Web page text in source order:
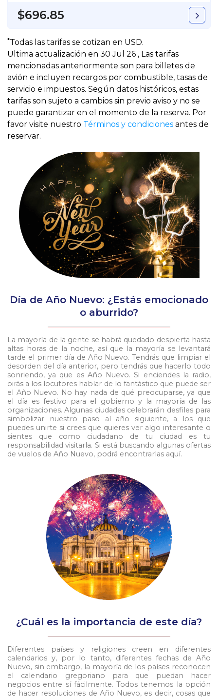
$696.85
*Todas las tarifas se cotizan en USD.
Ultima actualización en 30 Jul 26 , Las tarifas
mencionadas anteriormente son para billetes de
avión e incluyen recargos por combustible, tasas de
servicio e impuestos. Según datos históricos, estas
tarifas son sujeto a cambios sin previo aviso y no se
puede garantizar en el momento de la reserva. Por
favor visite nuestro Términos y condiciones antes de
reservar.
Día de Año Nuevo: ¿Estás emocionado
o aburrido?
La mayoría de la gente se habrá quedado despierta hasta
altas horas de la noche, así que la mayoría se levantará
tarde el primer día de Año Nuevo. Tendrás que limpiar el
desorden del día anterior, pero tendrás que hacerlo todo
sonriendo, ya que es Año Nuevo. Si enciendes la radio,
oirás a los locutores hablar de lo fantástico que puede ser
el Año Nuevo. No hay nada de qué preocuparse, ya que
el día es festivo para el gobierno y la mayoría de las
organizaciones. Algunas ciudades celebrarán desfiles para
simbolizar nuestro paso al año siguiente, a los que
puedes unirte si crees que quieres ver algo interesante o
sientes que como ciudadano de tu ciudad es tu
responsabilidad visitarla. Si está buscando algunas ofertas
de vuelos de Año Nuevo, podrá encontrarlas aquí.
¿Cuál es la importancia de este día?
Diferentes países y religiones creen en diferentes
calendarios y, por lo tanto, diferentes fechas de Año
Nuevo, sin embargo, la mayoría de los países reconocen
el calendario gregoriano para que puedan hacer
negocios entre sí fácilmente. Todos tenemos la opción
de hacer resoluciones de Año Nuevo, es decir, cosas que